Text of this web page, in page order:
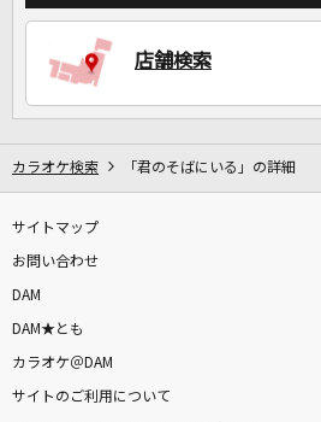
店舗検索
カラオケ検索 「君のそばにいる」の詳細
サイトマップ
お問い合わせ
DAM
DAM★とも
カラオケ＠DAM
サイトのご利用について